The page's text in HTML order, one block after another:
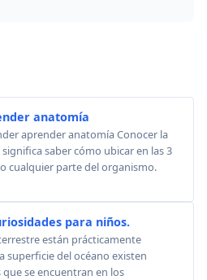
anatomía
aprender anatomía Conocer la
saber cómo ubicar en las 3
cualquier parte del organismo.
para niños.
están prácticamente
superficie del océano existen
se encuentran en los